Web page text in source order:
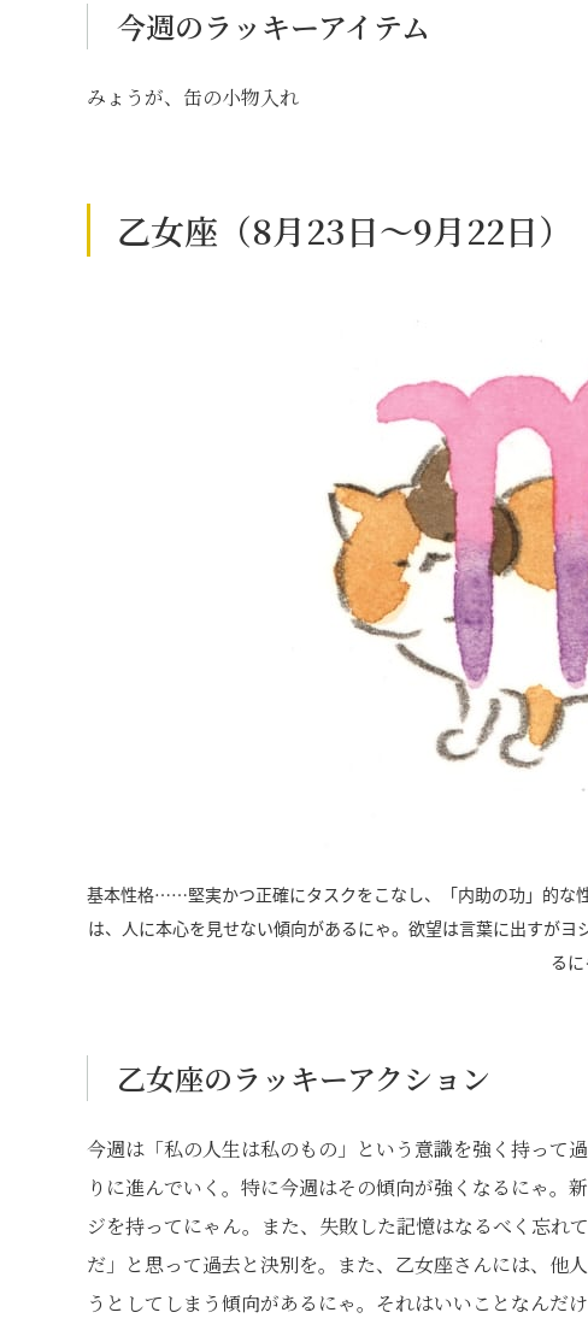
今週のラッキーアイテム
みょうが、缶の小物入れ
乙女座（8月23日～9月22日
基本性格……堅実かつ正確にタスクをこなし、「内助の功」的な
は、人に本心を見せない傾向があるにゃ。欲望は言葉に出すが
るに
乙女座のラッキーアクション
今週は「私の人生は私のもの」という意識を強く持って
りに進んでいく。特に今週はその傾向が強くなるにゃ。
ジを持ってにゃん。また、失敗した記憶はなるべく忘れ
だ」と思って過去と決別を。また、乙女座さんには、他
うとしてしまう傾向があるにゃ。それはいいことなんだ